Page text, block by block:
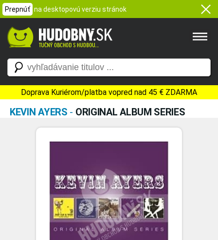
Prepnúť na desktopovú verziu stránok
Doprava Kuriérom/platba vopred nad 45 € ZDARMA
KEVIN AYERS - ORIGINAL ALBUM SERIES